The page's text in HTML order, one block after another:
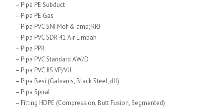
– Pipa PE Subduct
– Pipa PE Gas
– Pipa PVC SNI Mof & amp; RRJ
– Pipa PVC SDR 41 Air Limbah
– Pipa PPR
– Pipa PVC Standard AW/D
– Pipa PVC JIS VP/VU
– Pipa Besi (Galvanis, Black Steel, dll)
– Pipa Spiral
– Fitting HDPE (Compression, Butt Fusion, Segmented)